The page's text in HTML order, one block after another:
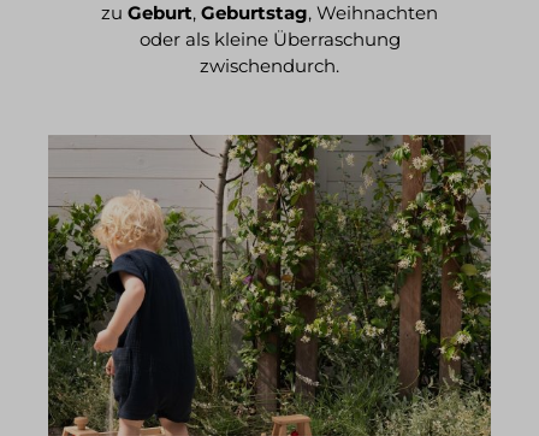
zu Geburt, Geburtstag, Weihnachten
oder als kleine Überraschung
zwischendurch.